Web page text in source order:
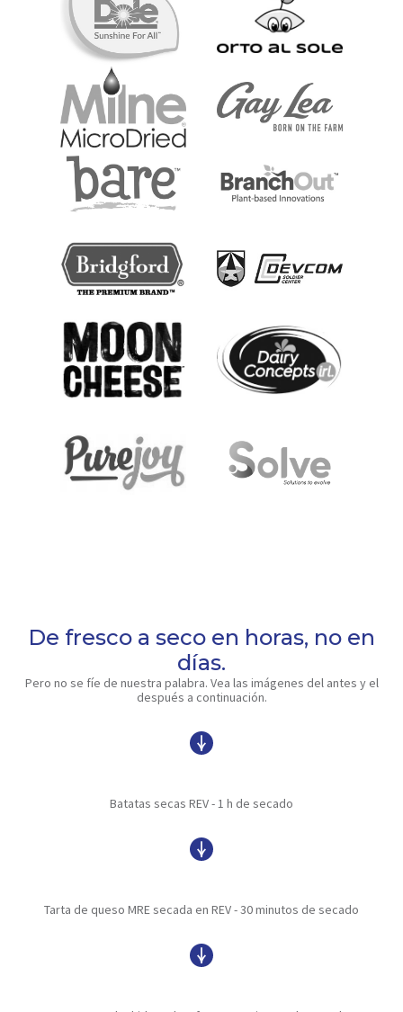
De fresco a seco en horas, no en
días.
Pero no se fíe de nuestra palabra. Vea las imágenes del antes y el
después a continuación.
Batatas secas REV - 1 h de secado
Tarta de queso MRE secada en REV - 30 minutos de secado